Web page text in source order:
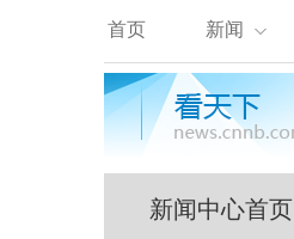
首页 新闻
新闻中心首页